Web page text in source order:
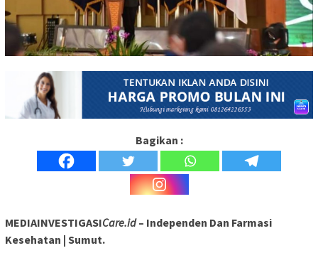
Bagikan :
MEDIAINVESTIGASICare.id– Independen Dan Farmasi
Kesehatan | Sumut.